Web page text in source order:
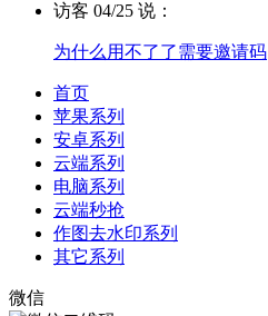
访客 04/25 说：
为什么用不了了需要邀请码
首页
苹果系列
安卓系列
云端系列
电脑系列
云端秒抢
作图去水印系列
其它系列
微信